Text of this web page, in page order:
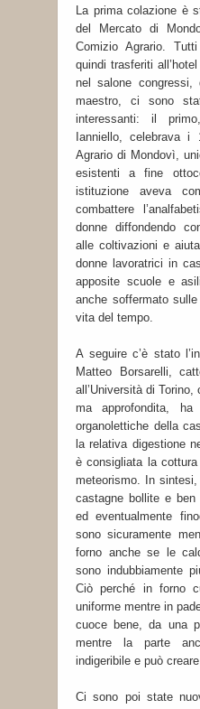
La prima colazione è
del Mercato di
Comizio Agrario.
quindi trasferiti
nel salone
maestro, ci sono
interessanti: il
Ianniello, celebrava i
Agrario di Mondovì,
esistenti a fine
istituzione aveva
combattere
donne diffondendo
alle coltivazioni e
donne lavoratrici in
apposite scuole e
anche soffermato
vita del tempo.
A seguire c’è stato
Matteo Borsarelli,
all’Università di
ma approfondita, ha
organolettiche della
la relativa digestione
è consigliata la
meteorismo. In
castagne bollite e
ed eventualmente
sono sicuramente
forno anche se le
sono indubbiamente
Ciò perché in forno
uniforme mentre in
cuoce bene, da una
mentre la parte
indigeribile e può
Ci sono poi state